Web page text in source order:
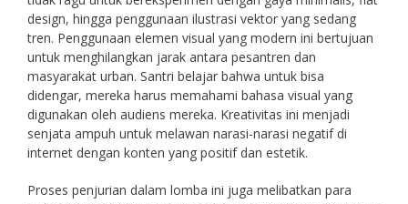
design, hingga penggunaan ilustrasi vektor yang sedang
tren. Penggunaan elemen visual yang modern ini bertujuan
untuk menghilangkan jarak antara pesantren dan
masyarakat urban. Santri belajar bahwa untuk bisa
didengar, mereka harus memahami bahasa visual yang
digunakan oleh audiens mereka. Kreativitas ini menjadi
senjata ampuh untuk melawan narasi-narasi negatif di
internet dengan konten yang positif dan estetik.
Proses penjurian dalam lomba ini juga melibatkan para